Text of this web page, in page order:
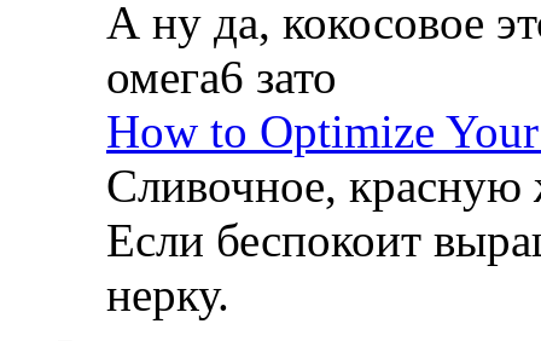
А ну да, кокосовое
омега6 зато
How to Optimize
Сливочное,
Если беспокоит
нерку.